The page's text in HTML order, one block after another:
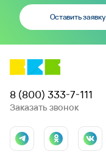
Оставить заявку
8 (800) 333-7-111
Заказать звонок